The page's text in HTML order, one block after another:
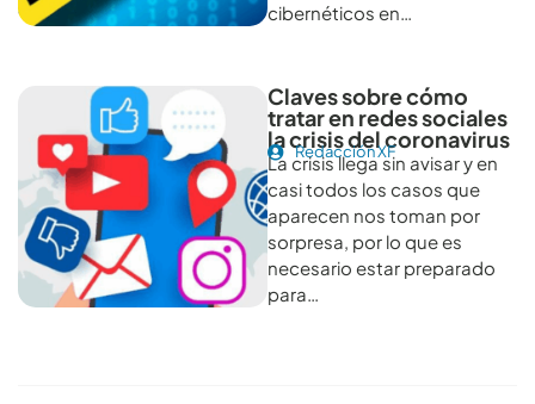
cibernéticos en…
Claves sobre cómo
tratar en redes sociales
la crisis del coronavirus
Redacción XF
La crisis llega sin avisar y en
casi todos los casos que
aparecen nos toman por
sorpresa, por lo que es
necesario estar preparado
para…